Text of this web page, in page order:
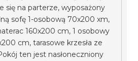
się na parterze, wyposażony
sofę 1-osobową 70x200 xm,
160x200 cm, 1 osobowy
cm, tarasowe krzesła ze
ten jest nasłoneczniony